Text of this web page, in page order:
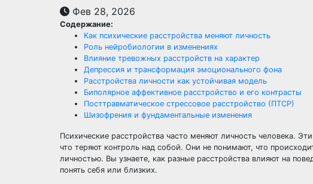
Фев 28, 2026
Содержание:
Как психические расстройства меняют личность
Роль нейробиологии в изменениях
Влияние тревожных расстройств на характер
Депрессия и трансформация эмоционального фона
Расстройства личности как устойчивая модель
Биполярное аффективное расстройство и его контрасты
Посттравматическое стрессовое расстройство (ПТСР)
Шизофрения и фундаментальные изменения
Психические расстройства часто меняют личность человека.
что теряют контроль над собой. Они не понимают, что
личностью. Вы узнаете, как разные расстройства влияют на
понять себя или близких.